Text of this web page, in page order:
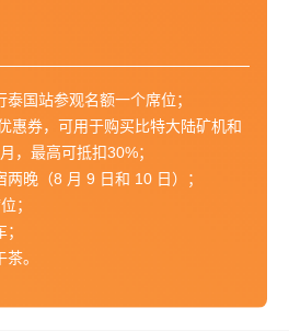
泰国站参观名额一个席位；
惠券，可用于购买比特大陆矿机和
，最高可抵扣30%；
晚（8 月 9 日和 10 日）；
；
。